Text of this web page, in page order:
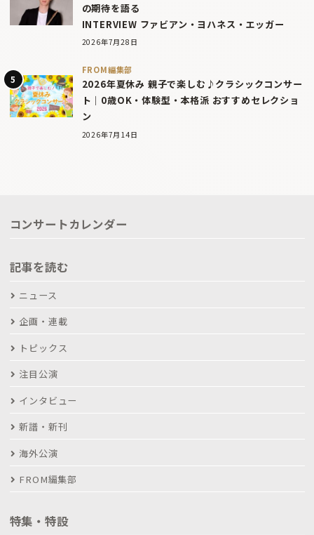
の期待を語る
INTERVIEW ファビアン・ヨハネス・エッガー
2026年7月28日
FROM編集部
2026年夏休み 親子で楽しむ♪クラシックコンサー
ト｜0歳OK・体験型・本格派 おすすめセレクショ
ン
2026年7月14日
コンサートカレンダー
記事を読む
ニュース
企画・連載
トピックス
注目公演
インタビュー
新譜・新刊
海外公演
FROM編集部
特集・特設